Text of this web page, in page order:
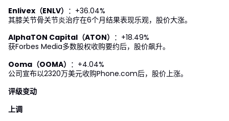
Enlivex（ENLV） ：+36.04%
其膝关节骨关节炎治疗在6个月结果表现乐观，股价大涨。
AlphaTON Capital（ATON） ：+18.49%
获Forbes Media多数股权收购要约后，股价飙升。
Ooma（OOMA） ：+4.04%
公司宣布以2320万美元收购Phone.com后，股价上涨。
评级变动
上调